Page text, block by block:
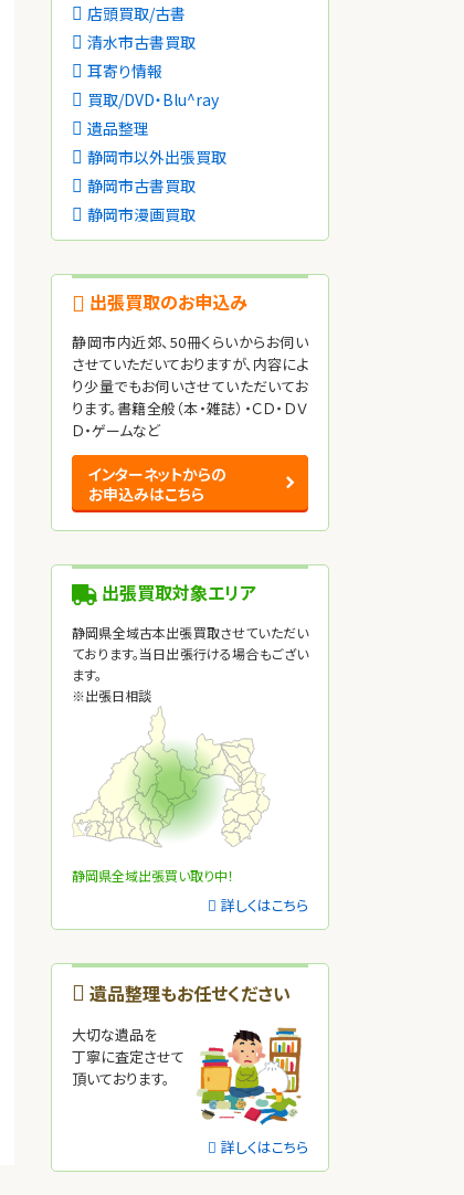
店頭買取/古書
清水市古書買取
耳寄り情報
買取/DVD・Blu^ray
遺品整理
静岡市以外出張買取
静岡市古書買取
静岡市漫画買取
出張買取のお申込み
静岡市内近郊、50冊くらいからお伺い
させていただいておりますが、内容によ
り少量でもお伺いさせていただいてお
ります。書籍全般（本・雑誌）・ＣＤ・ＤＶ
Ｄ・ゲームなど
インターネットからの
お申込みはこちら
出張買取対象エリア
静岡県全域古本出張買取させていただい
ております。当日出張行ける場合もござい
ます。
※出張日相談
静岡県全域出張買い取り中！
詳しくはこちら
遺品整理もお任せください
大切な遺品を
丁寧に査定させて
頂いております。
詳しくはこちら